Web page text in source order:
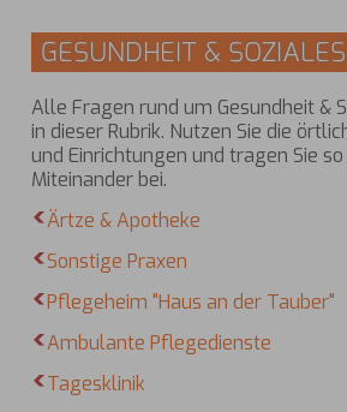
GESUNDHEIT & SOZIALES
Alle Fragen rund um Gesundheit &
in dieser Rubrik. Nutzen Sie die
und Einrichtungen und tragen Sie
Miteinander bei.
Ärtze & Apotheke
Sonstige Praxen
Pflegeheim "Haus an der Tauber"
Ambulante Pflegedienste
Tagesklinik